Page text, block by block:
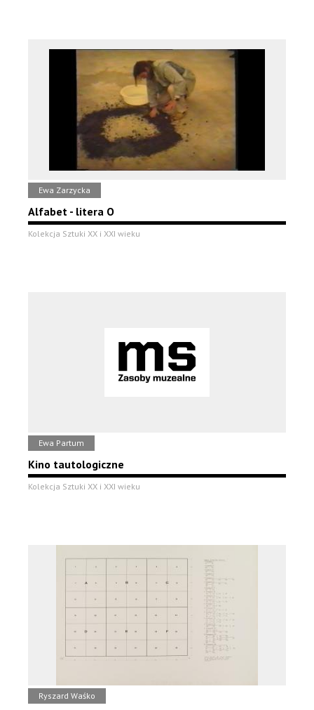
Ewa Zarzycka
Alfabet - litera O
Kolekcja Sztuki XX i XXI wieku
Ewa Partum
Kino tautologiczne
Kolekcja Sztuki XX i XXI wieku
Ryszard Waśko